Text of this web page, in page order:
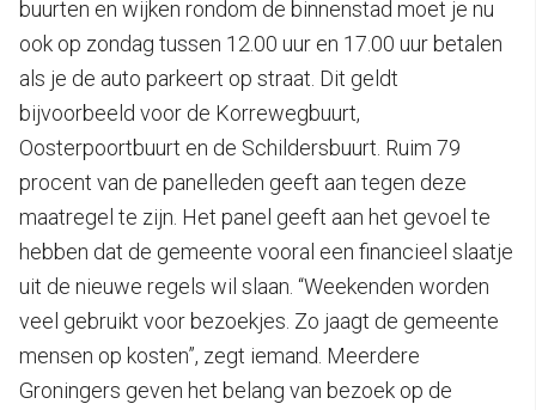
buurten en wijken rondom de binnenstad moet je nu
ook op zondag tussen 12.00 uur en 17.00 uur betalen
als je de auto parkeert op straat. Dit geldt
bijvoorbeeld voor de Korrewegbuurt,
Oosterpoortbuurt en de Schildersbuurt. Ruim 79
procent van de panelleden geeft aan tegen deze
maatregel te zijn. Het panel geeft aan het gevoel te
hebben dat de gemeente vooral een financieel slaatje
uit de nieuwe regels wil slaan. “Weekenden worden
veel gebruikt voor bezoekjes. Zo jaagt de gemeente
mensen op kosten”, zegt iemand. Meerdere
Groningers geven het belang van bezoek op de